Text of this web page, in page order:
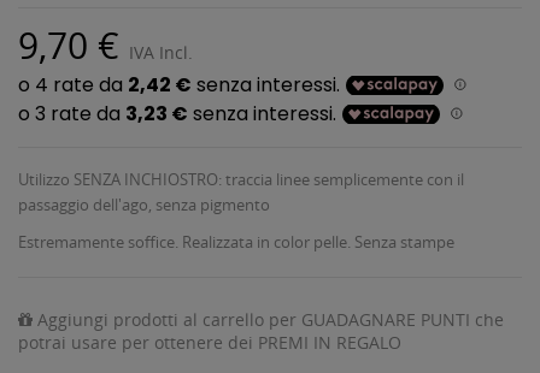
9,70 € IVA Incl.
Utilizzo SENZA INCHIOSTRO: traccia linee semplicemente con il
passaggio dell'ago, senza pigmento
Estremamente soffice. Realizzata in color pelle. Senza stampe
Aggiungi prodotti al carrello per GUADAGNARE PUNTI che
potrai usare per ottenere dei PREMI IN REGALO